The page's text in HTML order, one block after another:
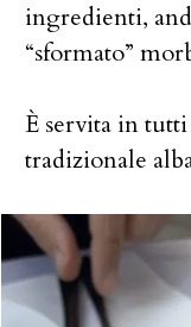
ingredienti,
“sformato”
È servita in
tradizionale